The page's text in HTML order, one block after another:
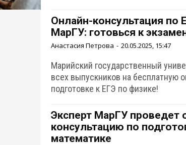
Онлайн-консультация по
МарГУ: готовься к
Анастасия Петрова - 20.05.2025, 15:47
Марийский государственный
всех выпускников на бесплатную
подготовке к ЕГЭ по физике!
Эксперт МарГУ проведет
консультацию по
математике